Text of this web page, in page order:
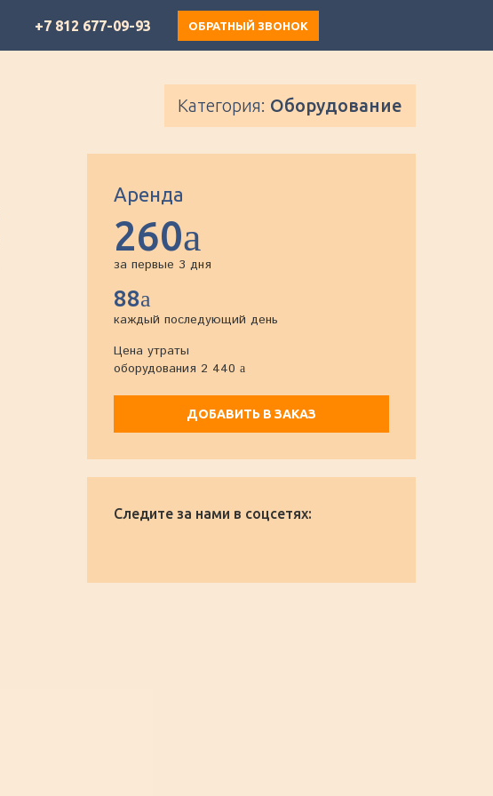
+7 812 677-09-93 ОБРАТНЫЙ ЗВОНОК
Категория: Оборудование
Аренда
260a
за первые 3 дня
88a
каждый последующий день
Цена утраты
оборудования 2 440 a
ДОБАВИТЬ В ЗАКАЗ
Следите за нами в соцсетях: